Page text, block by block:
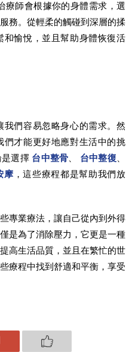
療師會根據你的身體需求，選
務。從輕柔的觸碰到深層的揉
和愉悅，並且幫助身體恢復活
們容易忽略身心的需求。然
們才能更好地應對生活中的挑
選擇 台中整骨 台中整復
摩 ，這些療程都是幫助我們放
專業療法，讓自己從內到外得
是為了消除壓力，它更是一種
高生活品質，並且在繁忙的世
療程中找到舒適和平衡，享受